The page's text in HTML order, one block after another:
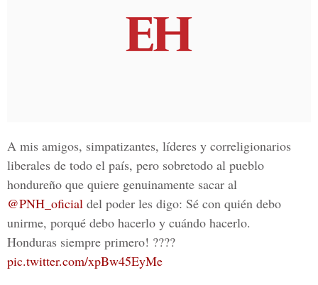
A mis amigos, simpatizantes, líderes y correligionarios
liberales de todo el país, pero sobretodo al pueblo
hondureño que quiere genuinamente sacar al
@PNH_oficial del poder les digo: Sé con quién debo
unirme, porqué debo hacerlo y cuándo hacerlo.
Honduras siempre primero! ????
pic.twitter.com/xpBw45EyMe